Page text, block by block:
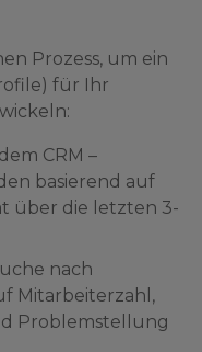
Prozess, um ein
für Ihr
CRM –
basierend auf
über die letzten 3-
nach
Mitarbeiterzahl,
Problemstellung